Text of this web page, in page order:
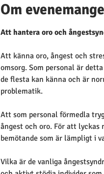
Om
Att hantera oro och
Att känna oro, ångest och
omsorg. Som personal är
de flesta kan känna och är
problematik.
Att som personal förmedla
ångest och oro. För att
bemötande som är lämpligt i
Vilka är de vanliga